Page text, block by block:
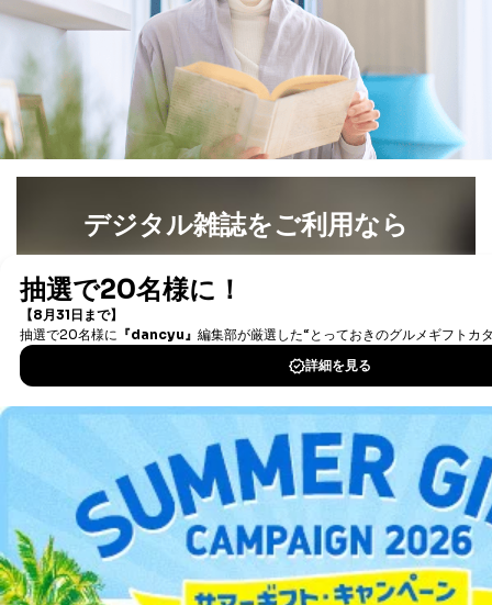
デジタル雑誌をご利用なら
書籍）が無料で読み放題！
DOWNLOAD FOR IOS
DOWNLOAD FOR ANDROID
ご利用方法はこちら
総合案内